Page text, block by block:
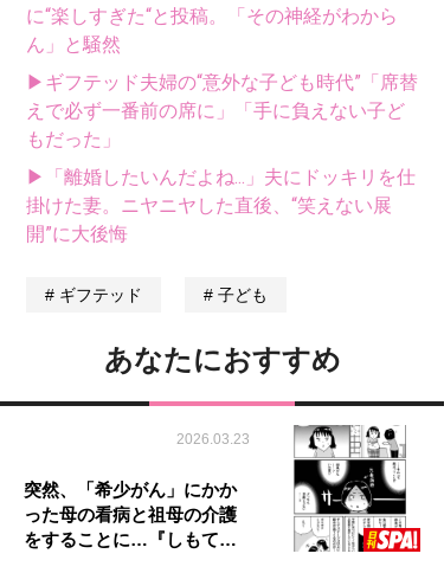
に“楽しすぎた“と投稿。「その神経がわから
ん」と騒然
▶ギフテッド夫婦の“意外な子ども時代”「席替
えで必ず一番前の席に」「手に負えない子ど
もだった」
▶「離婚したいんだよね...」夫にドッキリを仕
掛けた妻。ニヤニヤした直後、“笑えない展
開”に大後悔
ギフテッド 子ども
あなたにおすすめ
2026.03.23
突然、「希少がん」にかか
った母の看病と祖母の介護
をすることに…『しもて…